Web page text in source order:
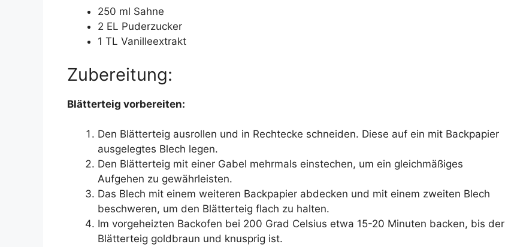
250 ml Sahne
2 EL Puderzucker
1 TL Vanilleextrakt
Zubereitung:
Blätterteig vorbereiten:
Den Blätterteig ausrollen und in Rechtecke schneiden. Diese auf ein mit Backpapier
ausgelegtes Blech legen.
Den Blätterteig mit einer Gabel mehrmals einstechen, um ein gleichmäßiges
Aufgehen zu gewährleisten.
Das Blech mit einem weiteren Backpapier abdecken und mit einem zweiten Blech
beschweren, um den Blätterteig flach zu halten.
Im vorgeheizten Backofen bei 200 Grad Celsius etwa 15-20 Minuten backen, bis der
Blätterteig goldbraun und knusprig ist.